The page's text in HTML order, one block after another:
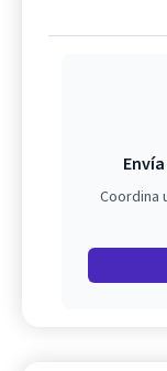
Coordina